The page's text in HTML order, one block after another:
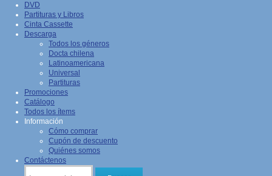
DVD
Partituras y Libros
Cinta Cassette
Descarga
Todos los géneros
Docta chilena
Latinoamericana
Universal
Partituras
Promociones
Catálogo
Todos los ítems
Información
Cómo comprar
Cupón de descuento
Quiénes somos
Contáctenos